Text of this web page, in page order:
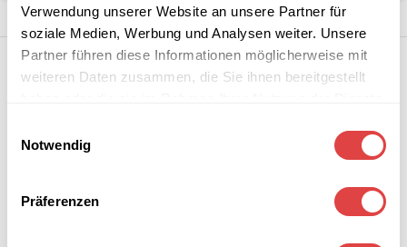
Verwendung unserer Website an unsere Partner für
soziale Medien, Werbung und Analysen weiter. Unsere
Partner führen diese Informationen möglicherweise mit
weiteren Daten zusammen, die Sie ihnen bereitgestellt
Notwendig
Präferenzen